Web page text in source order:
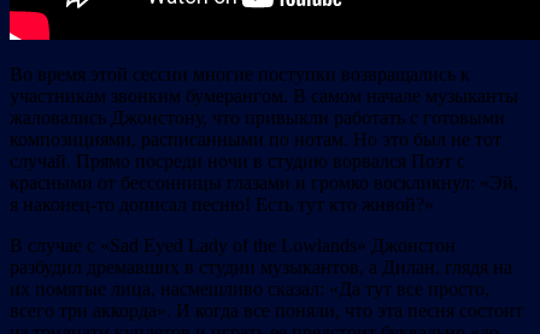
Во время этой сессии многие поступки возвращались к
участникам звонким бумерангом. В самом начале музыканты
жаловались Джонстону, что привыкли работать с готовыми
композициями, расписанными по нотам. Но это был не тот
случай. Прямо посреди ночи в студию ворвался Поэт с
красными от бессонницы глазами и громко воскликнул: «Эй,
я наконец-то дописал песню! Есть тут кто живой?»
В случае с «Sad Eyed Lady of the Lowlands» Джонстон
разбудил дремавших в студии музыкантов, а Дилан, глядя на
их помятые лица, насмешливо сказал: «Да тут все просто,
всего три аккорда». И когда все поняли, что эта песня состоит